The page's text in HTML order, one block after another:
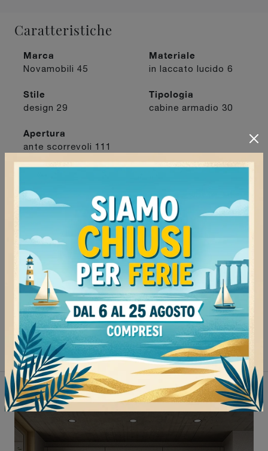
Caratteristiche
Marca
Novamobili 45
Materiale
in laccato lucido 6
Stile
design 29
Tipologia
cabine armadio 30
Apertura
ante scorrevoli 111
Vigevano
Continua a navigare
Armadi Novamobili Pavia
Armadi Novamobili Mede
Armadi Novamobili Vigevano
Armadi Novamobili Tortona
Non perderti anche: